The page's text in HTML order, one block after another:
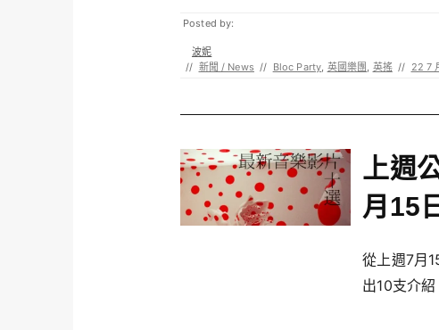
Posted by:
波妮
// 新聞 / News // Bloc Party, 英國樂團 , 英搖 // 22 7
上週
月15
從上週7月
出10支介紹